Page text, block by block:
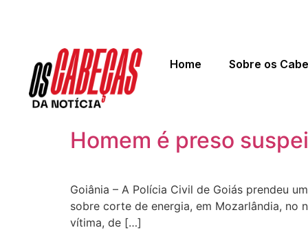
Home Sobre os
Homem é preso
Goiânia – A Polícia Civil de Goiás prendeu
sobre corte de energia, em Mozarlândia, no
vítima, de […]